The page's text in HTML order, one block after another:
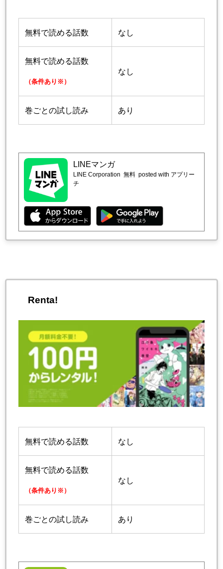
無料で読める話数 なし
無料で読める話数
（条件あり※）
なし
巻ごとの試し読み あり
LINEマンガ
LINE Corporation 無料 posted with アプリー
チ
Renta!
無料で読める話数 なし
無料で読める話数
（条件あり※）
なし
巻ごとの試し読み あり